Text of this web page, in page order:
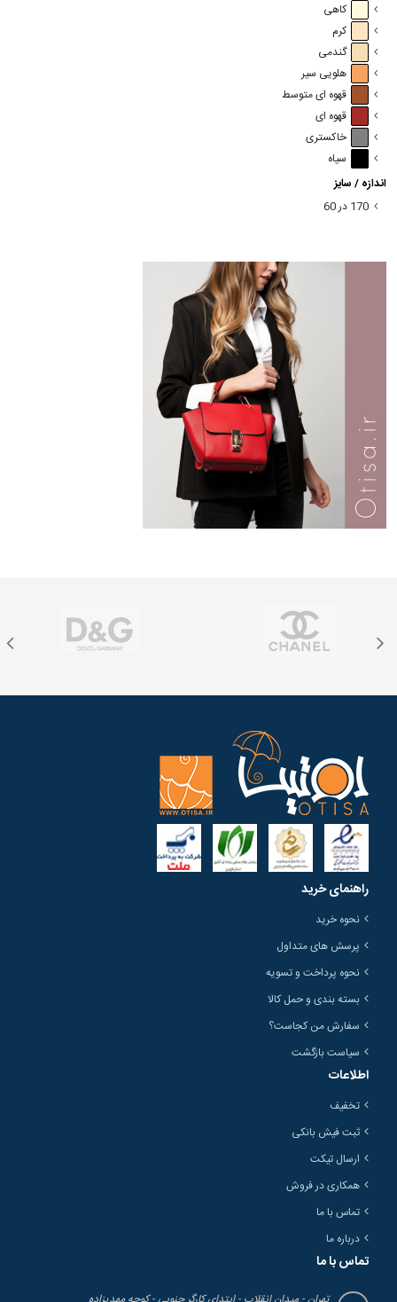
کاهی
کرم
گندمی
هلویی سیر
قهوه ای متوسط
قهوه ای
خاکستری
سیاه
اندازه / سایز
170 در 60
راهنمای خرید
نحوه خرید
پرسش های متداول
نحوه پرداخت و تسویه
بسته بندی و حمل کالا
سفارش من کجاست؟
سیاست بازگشت
اطلاعات
تخفیف
ثبت فیش بانکی
ارسال تیکت
همکاری در فروش
تماس با ما
درباره ما
تماس با ما